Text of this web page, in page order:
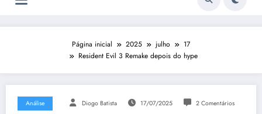
Página inicial 2025 julho
17
Resident Evil 3 Remake depois do hype
Análise Diogo Batista 17/07/2025 2 Comentários